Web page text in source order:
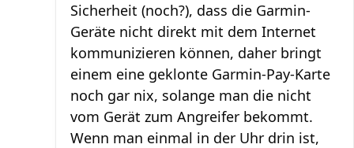
Sicherheit (noch?), dass die Garmin-
Geräte nicht direkt mit dem Internet
kommunizieren können, daher bringt
einem eine geklonte Garmin-Pay-Karte
noch gar nix, solange man die nicht
vom Gerät zum Angreifer bekommt.
Wenn man einmal in der Uhr drin ist,